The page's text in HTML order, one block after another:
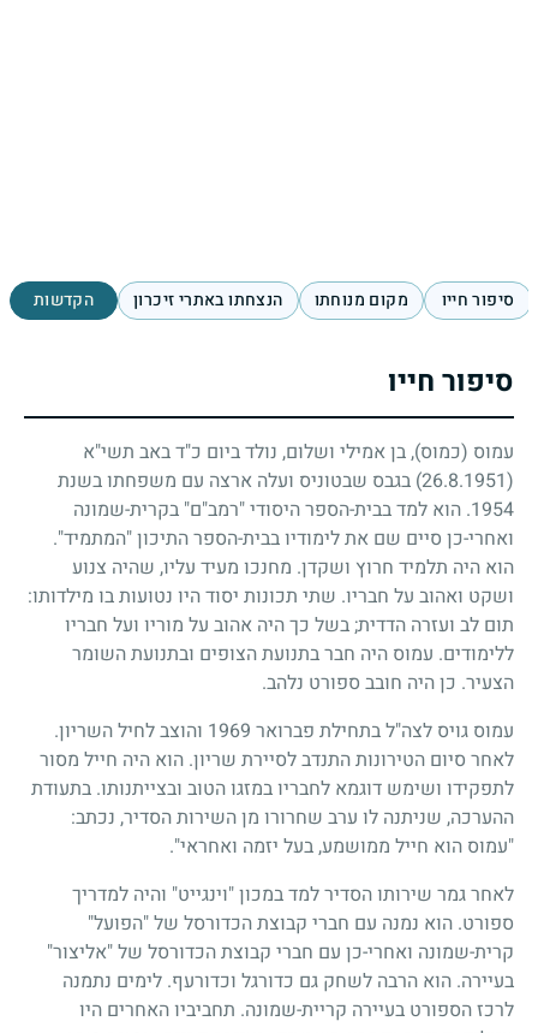
סיפור חייו מקום מנוחתו הנצחתו באתרי זיכרון הקדשות
סיפור חייו
עמוס (כמוס), בן אמילי ושלום, נולד ביום כ"ד באב תשי"א
(26.8.1951)
בגבס שבטוניס ועלה ארצה עם משפחתו בשנת
1954. הוא למד בבית-הספר היסודי "רמב"ם" בקרית-שמונה
ואחרי-כן סיים שם את לימודיו בבית-הספר התיכון "המתמיד".
הוא היה תלמיד חרוץ ושקדן. מחנכו מעיד עליו, שהיה צנוע
ושקט ואהוב על חבריו. שתי תכונות יסוד היו נטועות בו מילדותו:
תום לב ועזרה הדדית; בשל כך היה אהוב על מוריו ועל חבריו
ללימודים. עמוס היה חבר בתנועת הצופים ובתנועת השומר
הצעיר. כן היה חובב ספורט נלהב.
עמוס גויס לצה"ל בתחילת פברואר 1969 והוצב לחיל השריון.
לאחר סיום הטירונות התנדב לסיירת שריון. הוא היה חייל מסור
לתפקידו ושימש דוגמא לחבריו במזגו הטוב ובצייתנותו. בתעודת
ההערכה, שניתנה לו ערב שחרורו מן השירות הסדיר, נכתב:
"עמוס הוא חייל ממושמע, בעל יזמה ואחראי".
לאחר גמר שירותו הסדיר למד במכון "וינגייט" והיה למדריך
ספורט. הוא נמנה עם חברי קבוצת הכדורסל של "הפועל"
קרית-שמונה ואחרי-כן עם חברי קבוצת הכדורסל של "אליצור"
בעיירה. הוא הרבה לשחק גם כדורגל וכדורעף. לימים נתמנה
לרכז הספורט בעיירה קריית-שמונה. תחביביו האחרים היו